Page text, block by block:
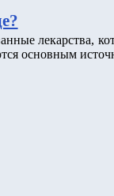
лекарства,
основным